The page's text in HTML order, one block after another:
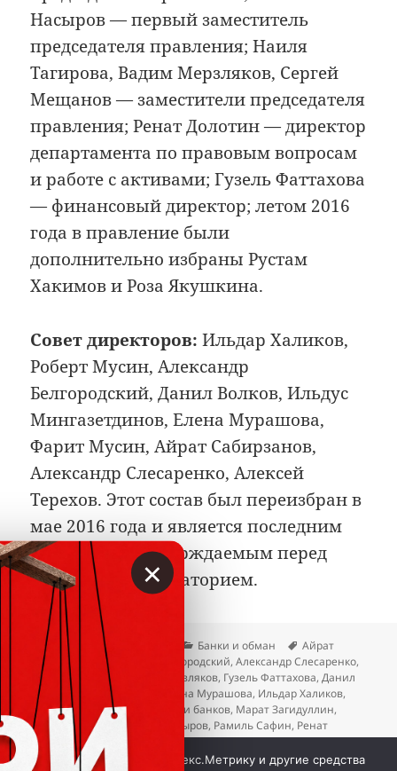
Насыров — первый заместитель
председателя правления; Наиля
Тагирова, Вадим Мерзляков, Сергей
Мещанов — заместители председателя
правления; Ренат Долотин — директор
департамента по правовым вопросам
и работе с активами; Гузель Фаттахова
— финансовый директор; летом 2016
года в правление были
дополнительно избраны Рустам
Хакимов и Роза Якушкина.
Совет директоров:Ильдар Халиков,
Роберт Мусин, Александр
Белгородский, Данил Волков, Ильдус
Мингазетдинов, Елена Мурашова,
Фарит Мусин, Айрат Сабирзанов,
Александр Слесаренко, Алексей
Терехов. Этот состав был переизбран в
мае 2016 года и является последним
публично подтверждаемым перед
декабрьским мораторием.
Опубликовано
23.04.2026 Рубрики
Банки и обман Метки
Айрат
Сабирзанов
Александр Белгородский,Александр Слесаренко,
Алексей Терехов
Вадим Мерзляков, Гузель Фаттахова,Данил
Волков
,Елена Леушина Елена Мурашова, Ильдар Халиков,
Ильдус Мингазетдинов
Крахи банков, Марат Загидуллин,
Наиля Тагирова
Рамиль Насыров, Рамиль Сафин, Ренат
Долотин, Роберт Мусин Роза Якушкина,Рустам Хакимов,
Сергей Мещанов
,Фарит Мусин Добавить комментарийк
Мы используем куки, Яндекс.Метрику и другие средства
×